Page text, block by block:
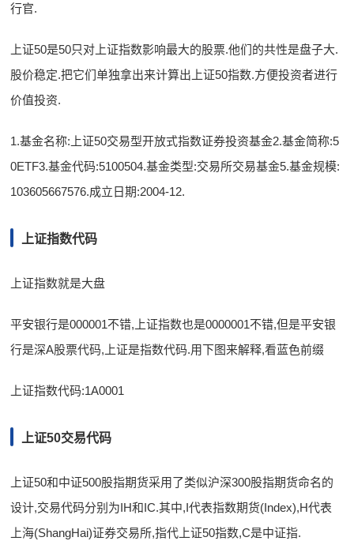
行官.
上证50是50只对上证指数影响最大的股票.他们的共性是盘子大.
股价稳定.把它们单独拿出来计算出上证50指数.方便投资者进行
价值投资.
1.基金名称:上证50交易型开放式指数证券投资基金2.基金简称:5
0ETF3.基金代码:5100504.基金类型:交易所交易基金5.基金规模:
103605667576.成立日期:2004-12.
上证指数代码
上证指数就是大盘
平安银行是000001不错,上证指数也是0000001不错,但是平安银
行是深A股票代码,上证是指数代码.用下图来解释,看蓝色前缀
上证指数代码:1A0001
上证50交易代码
上证50和中证500股指期货采用了类似沪深300股指期货命名的
设计,交易代码分别为IH和IC.其中,I代表指数期货(Index),H代表
上海(ShangHai)证券交易所,指代上证50指数,C是中证指.